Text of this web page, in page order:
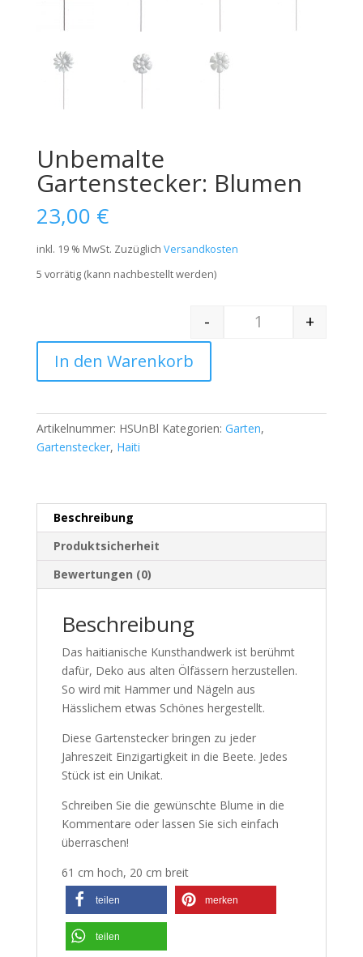
Unbemalte
Gartenstecker: Blumen
23,00 €
inkl. 19 % MwSt. Zuzüglich Versandkosten
5 vorrätig (kann nachbestellt werden)
Quantity
-
+
In den Warenkorb
Artikelnummer: HSUnBl Kategorien: Garten,
Gartenstecker, Haiti
Beschreibung
Produktsicherheit
Bewertungen (0)
Beschreibung
Das haitianische Kunsthandwerk ist berühmt
dafür, Deko aus alten Ölfässern herzustellen.
So wird mit Hammer und Nägeln aus
Hässlichem etwas Schönes hergestellt.
Diese Gartenstecker bringen zu jeder
Jahreszeit Einzigartigkeit in die Beete. Jedes
Stück ist ein Unikat.
Schreiben Sie die gewünschte Blume in die
Kommentare oder lassen Sie sich einfach
überraschen!
61 cm hoch, 20 cm breit
teilen merken
teilen